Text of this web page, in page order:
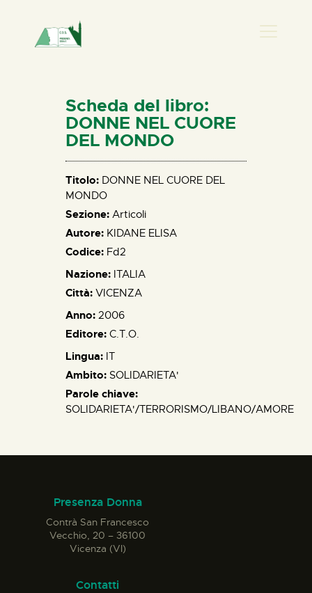
HOME
CHI SIAMO
NEWS
PERCORSI
BIBLIOTECA
ELISA SALERNO
CONTATTI
Scheda del libro:
DONNE NEL CUORE
DEL MONDO
Titolo: DONNE NEL CUORE DEL
MONDO
Sezione: Articoli
Autore: KIDANE ELISA
Codice: Fd2
Nazione: ITALIA
Città: VICENZA
Anno: 2006
Editore: C.T.O.
Lingua: IT
Ambito: SOLIDARIETA'
Parole chiave:
SOLIDARIETA'/TERRORISMO/LIBANO/AMORE
Presenza Donna
Contrà San Francesco
Vecchio, 20 – 36100
Vicenza (VI)
Contatti